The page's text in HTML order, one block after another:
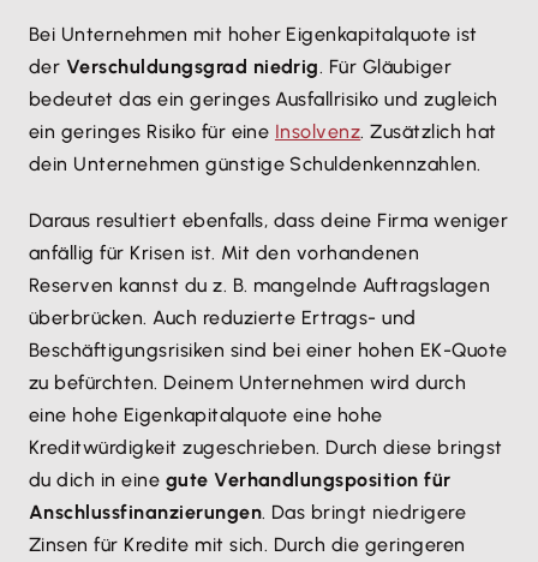
Bei Unternehmen mit hoher Eigenkapitalquote ist
der Verschuldungsgrad niedrig. Für Gläubiger
bedeutet das ein geringes Ausfallrisiko und zugleich
ein geringes Risiko für eine Insolvenz. Zusätzlich hat
dein Unternehmen günstige Schuldenkennzahlen.
Daraus resultiert ebenfalls, dass deine Firma weniger
anfällig für Krisen ist. Mit den vorhandenen
Reserven kannst du z. B. mangelnde Auftragslagen
überbrücken. Auch reduzierte Ertrags- und
Beschäftigungsrisiken sind bei einer hohen EK-Quote
zu befürchten. Deinem Unternehmen wird durch
eine hohe Eigenkapitalquote eine hohe
Kreditwürdigkeit zugeschrieben. Durch diese bringst
du dich in eine gute Verhandlungsposition für
Anschlussfinanzierungen. Das bringt niedrigere
Zinsen für Kredite mit sich. Durch die geringeren